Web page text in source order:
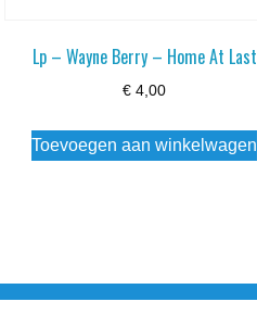
Lp – Wayne Berry – Home At Last
€ 4,00
Toevoegen aan winkelwagen